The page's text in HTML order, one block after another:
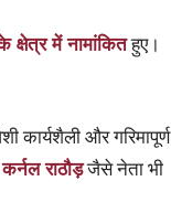
के क्षेत्र में नामांकितहुए।
कार्यशैली और गरिमापूर्ण
कर्नल राठौड़जैसे नेता भी